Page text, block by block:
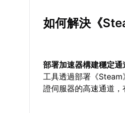
如何解決《
部署加速器構建穩定通
工具透過部署《
證伺服器的高速通道，